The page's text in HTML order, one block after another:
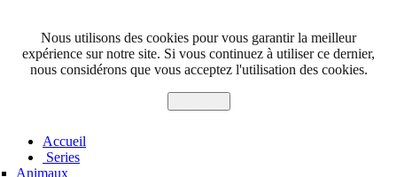
Nous utilisons des cookies pour vous garantir la meilleur
expérience sur notre site. Si vous continuez à utiliser ce dernier,
nous considérons que vous acceptez l'utilisation des cookies.
Accueil
Series
Animaux